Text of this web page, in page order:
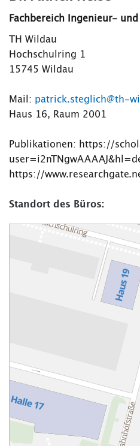
Fachbereich Ingenieur-
TH Wildau
Hochschulring 1
15745 Wildau
Mail: patrick.steglich@th-
Haus 16, Raum 2001
Publikationen: https://
https://
Standort des Büros: